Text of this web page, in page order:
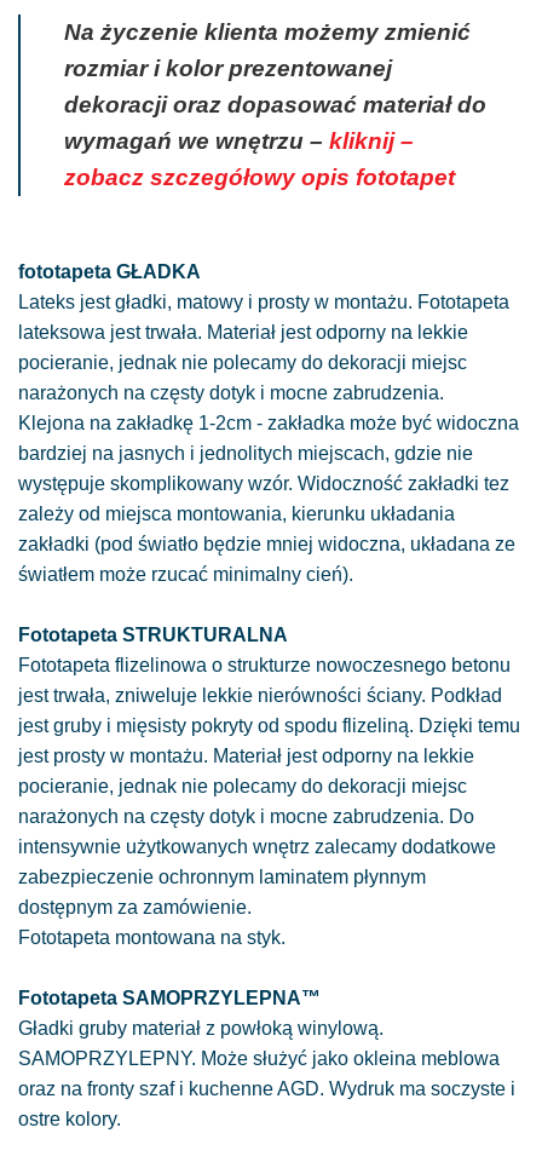
Na życzenie klienta możemy zmienić
rozmiar i kolor prezentowanej
dekoracji oraz dopasować materiał do
wymagań we wnętrzu – kliknij –
zobacz szczegółowy opis fototapet
fototapeta GŁADKA
Lateks jest gładki, matowy i prosty w montażu. Fototapeta
lateksowa jest trwała. Materiał jest odporny na lekkie
pocieranie, jednak nie polecamy do dekoracji miejsc
narażonych na częsty dotyk i mocne zabrudzenia.
Klejona na zakładkę 1-2cm - zakładka może być widoczna
bardziej na jasnych i jednolitych miejscach, gdzie nie
występuje skomplikowany wzór. Widoczność zakładki tez
zależy od miejsca montowania, kierunku układania
zakładki (pod światło będzie mniej widoczna, układana ze
światłem może rzucać minimalny cień).
Fototapeta STRUKTURALNA
Fototapeta flizelinowa o strukturze nowoczesnego betonu
jest trwała, zniweluje lekkie nierówności ściany. Podkład
jest gruby i mięsisty pokryty od spodu flizeliną. Dzięki temu
jest prosty w montażu. Materiał jest odporny na lekkie
pocieranie, jednak nie polecamy do dekoracji miejsc
narażonych na częsty dotyk i mocne zabrudzenia. Do
intensywnie użytkowanych wnętrz zalecamy dodatkowe
zabezpieczenie ochronnym laminatem płynnym
dostępnym za zamówienie.
Fototapeta montowana na styk.
Fototapeta SAMOPRZYLEPNA™
Gładki gruby materiał z powłoką winylową.
SAMOPRZYLEPNY. Może służyć jako okleina meblowa
oraz na fronty szaf i kuchenne AGD. Wydruk ma soczyste i
ostre kolory.